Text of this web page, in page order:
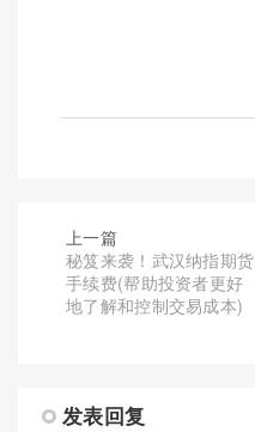
上一篇
秘笈来袭！武汉纳指期货
手续费(帮助投资者更好
地了解和控制交易成本)
发表回复